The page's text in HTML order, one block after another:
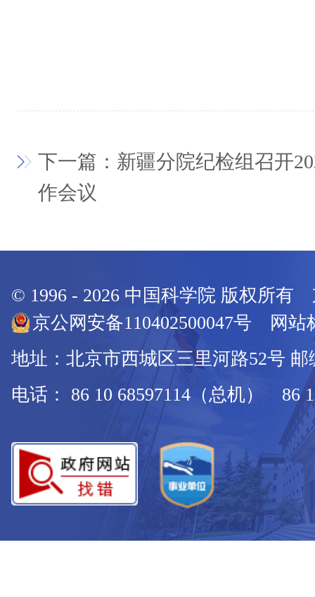
下一篇：新疆分院纪检组召开
作会议
© 1996 - 2026 中国科学院 版权所有
京公网安备110402500047号 网站
地址：北京市西城区三里河路52号 邮
电话： 86 10 68597114（总机） 86